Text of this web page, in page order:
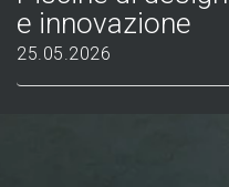
e innovazione
25.05.2026